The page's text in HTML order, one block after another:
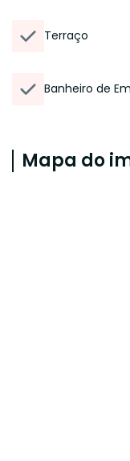
Terraço
Banheiro de
Mapa do